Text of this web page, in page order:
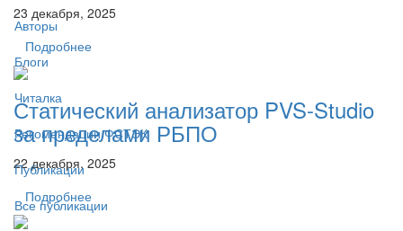
Авторы
Блоги
Читалка
Рекомендации ФСТЭК
Публикации
Все публикации
23 декабря, 2025
Подробнее
Статический анализатор PVS-Studio
за пределами РБПО
22 декабря, 2025
Подробнее